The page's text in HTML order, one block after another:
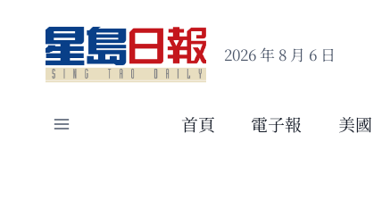
content
2026 年 8 月 6 日
首頁 電子報 美國